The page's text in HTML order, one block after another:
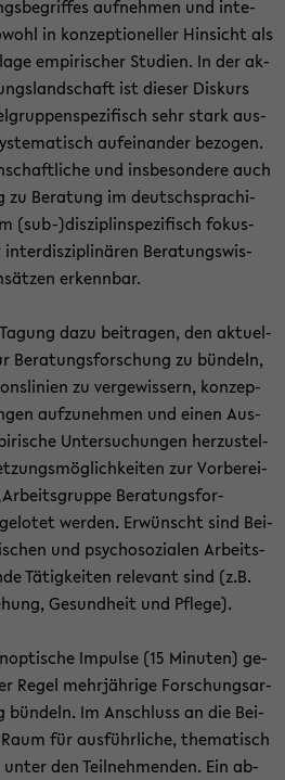
auf­neh­men und in­te­
in kon­zep­tio­nel­ler Hin­sicht als
em­pi­ri­scher Stu­di­en. In der ak­
ist die­ser Dis­kurs
sehr stark aus­
auf­ein­an­der be­zo­gen.
und ins­be­son­de­re auch
zu Be­ra­tung im deutsch­spra­chi­
(sub-)dis­zi­plin­spe­zi­fisch fo­kus­
in­ter­dis­zi­pli­nä­ren Be­ra­tungs­wis­
er­kenn­bar.
dazu bei­tra­gen, den ak­tu­el­
Be­ra­tungs­for­schung zu bün­deln,
zu ver­ge­wis­sern, kon­zep­
auf­zu­neh­men und einen Aus­
Un­ter­su­chun­gen her­zu­stel­
zur Vor­be­rei­
Be­ra­tungs­for­
wer­den. Er­wünscht sind Bei­
und psy­cho­so­zia­len Ar­beits­
Tä­tig­kei­ten re­le­vant sind (z.B.
Ge­sund­heit und Pfle­ge).
Im­pul­se (15 Mi­nu­ten) ge­
Regel mehr­jäh­ri­ge For­schungs­ar­
bün­deln. Im An­schluss an die Bei­
für aus­führ­li­che, the­ma­tisch
den Teil­neh­men­den. Ein ab­